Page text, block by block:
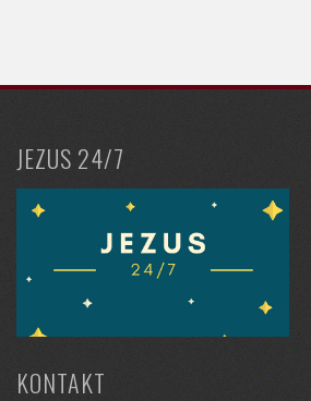
JEZUS 24/7
KONTAKT